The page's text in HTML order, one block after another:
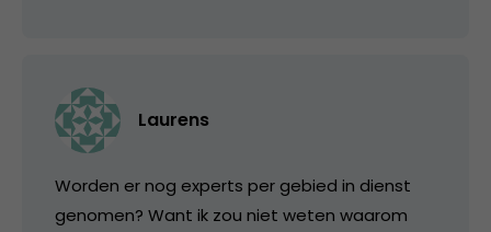
Laurens
Worden er nog experts per gebied in dienst
genomen? Want ik zou niet weten waarom